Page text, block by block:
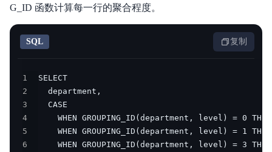
G_ID 函数计算每一行的聚合程度。
SQL 复制
1
2
3
4
5
6